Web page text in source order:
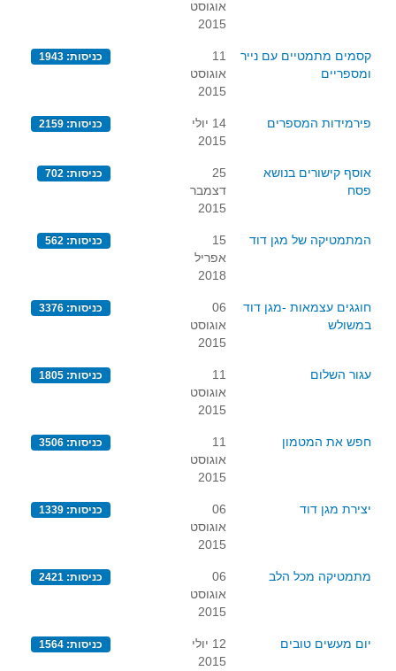
אוגוסט
2015
קסמים מתמטיים עם נייר
ומספריים
11
אוגוסט
2015
כניסות: 1943
פירמידות המספרים
14 יולי
2015
כניסות: 2159
אוסף קישורים בנושא
פסח
25
דצמבר
2015
כניסות: 702
המתמטיקה של מגן דוד
15
אפריל
2018
כניסות: 562
חוגגים עצמאות -מגן דוד
במשולש
06
אוגוסט
2015
כניסות: 3376
עגור השלום
11
אוגוסט
2015
כניסות: 1805
חפש את המטמון
11
אוגוסט
2015
כניסות: 3506
יצירת מגן דוד
06
אוגוסט
2015
כניסות: 1339
מתמטיקה מכל הלב
06
אוגוסט
2015
כניסות: 2421
יום מעשים טובים
12 יולי
2015
כניסות: 1564